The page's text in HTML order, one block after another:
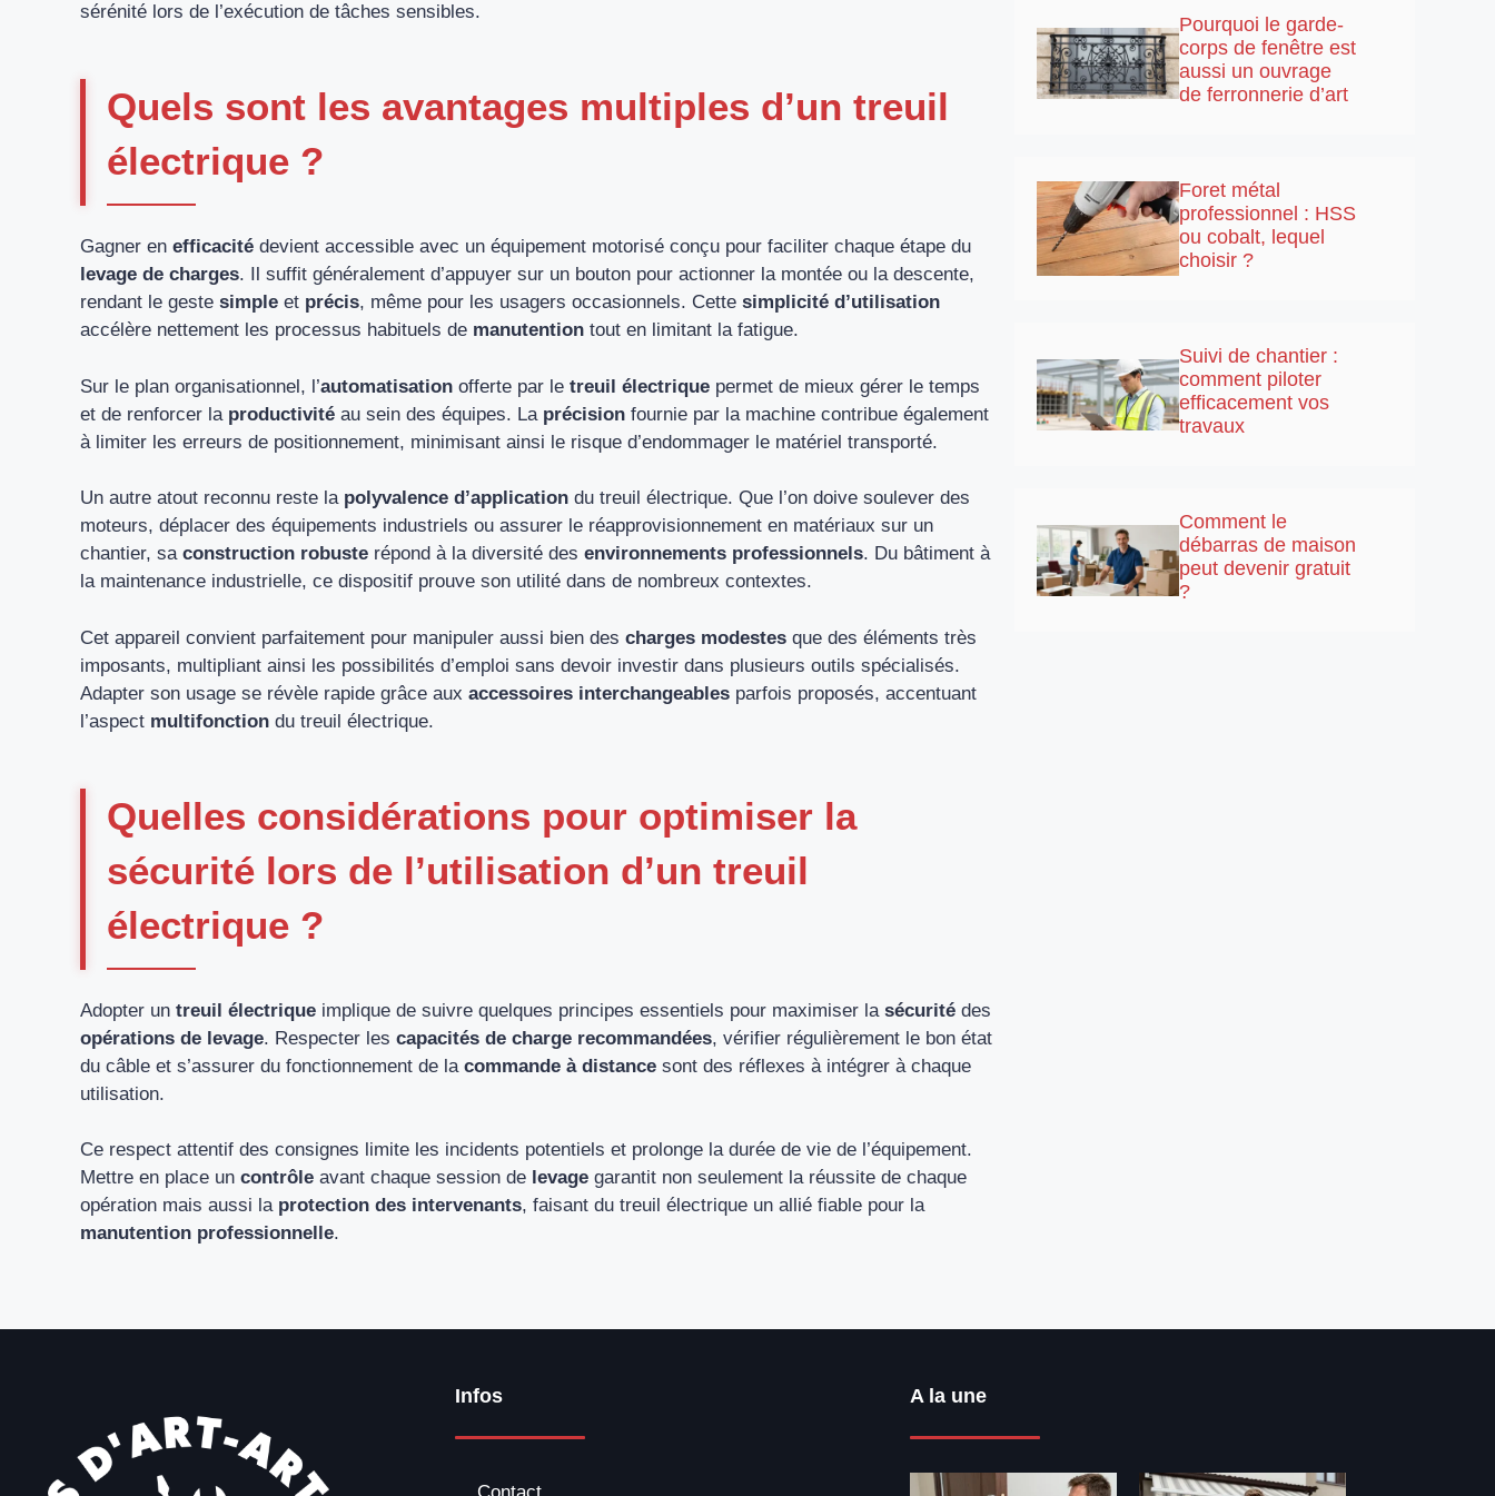
sérénité lors de l’exécution de tâches sensibles.
Quels sont les avantages multiples d’un treuil
électrique ?
Gagner en efficacité devient accessible avec un équipement motorisé conçu pour faciliter chaque étape du
levage de charges. Il suffit généralement d’appuyer sur un bouton pour actionner la montée ou la descente,
rendant le geste simple et précis, même pour les usagers occasionnels. Cette simplicité d’utilisation
accélère nettement les processus habituels de manutention tout en limitant la fatigue.
Sur le plan organisationnel, l’automatisation offerte par le treuil électrique permet de mieux gérer le temps
et de renforcer la productivité au sein des équipes. La précision fournie par la machine contribue également
à limiter les erreurs de positionnement, minimisant ainsi le risque d’endommager le matériel transporté.
Un autre atout reconnu reste la polyvalence d’application du treuil électrique. Que l’on doive soulever des
moteurs, déplacer des équipements industriels ou assurer le réapprovisionnement en matériaux sur un
chantier, sa construction robuste répond à la diversité des environnements professionnels. Du bâtiment à
la maintenance industrielle, ce dispositif prouve son utilité dans de nombreux contextes.
Cet appareil convient parfaitement pour manipuler aussi bien des charges modestes que des éléments très
imposants, multipliant ainsi les possibilités d’emploi sans devoir investir dans plusieurs outils spécialisés.
Adapter son usage se révèle rapide grâce aux accessoires interchangeables parfois proposés, accentuant
l’aspect multifonction du treuil électrique.
Quelles considérations pour optimiser la
sécurité lors de l’utilisation d’un treuil
électrique ?
Adopter un treuil électrique implique de suivre quelques principes essentiels pour maximiser la sécurité des
opérations de levage. Respecter les capacités de charge recommandées, vérifier régulièrement le bon état
du câble et s’assurer du fonctionnement de la commande à distance sont des réflexes à intégrer à chaque
utilisation.
Ce respect attentif des consignes limite les incidents potentiels et prolonge la durée de vie de l’équipement.
Mettre en place un contrôle avant chaque session de levage garantit non seulement la réussite de chaque
opération mais aussi la protection des intervenants, faisant du treuil électrique un allié fiable pour la
manutention professionnelle.
Pourquoi le garde-
corps de fenêtre est
aussi un ouvrage
de ferronnerie d’art
Foret métal
professionnel : HSS
ou cobalt, lequel
choisir ?
Suivi de chantier :
comment piloter
efficacement vos
travaux
Comment le
débarras de maison
peut devenir gratuit
?
Infos
Contact
A la une